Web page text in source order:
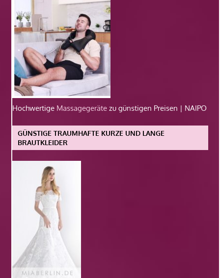
Hochwertige Massagegeräte zu günstigen Preisen | NAIPO
GÜNSTIGE TRAUMHAFTE KURZE UND LANGE
BRAUTKLEIDER